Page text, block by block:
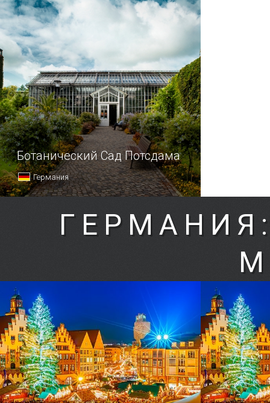
Ботанический Сад Потсдама
Германия